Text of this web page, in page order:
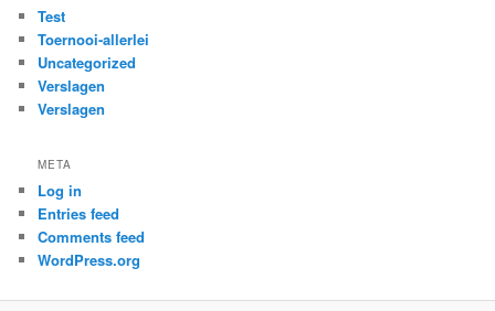
Test
Toernooi-allerlei
Uncategorized
Verslagen
Verslagen
META
Log in
Entries feed
Comments feed
WordPress.org